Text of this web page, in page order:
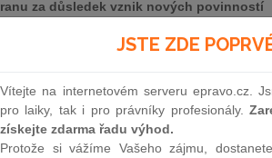
za důsledek vznik nových povinností
JSTE ZDE
Vítejte na internetovém serveru epravo.cz.
pro laiky, tak i pro právníky profesionály.
získejte zdarma řadu výhod.
Protože si vážíme Vašeho zájmu,